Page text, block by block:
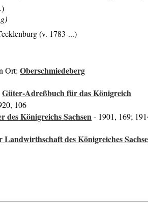
(v. 1783-...)
Ort:Oberschmiedeberg
Güter-Adreßbuch für das Königreich
106
des Königreichs Sachsen- 1901, 169;
Landwirthschaft des Königreiches